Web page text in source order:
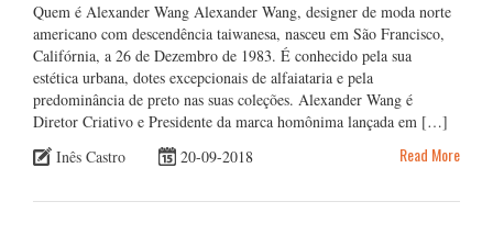
Quem é Alexander Wang Alexander Wang, designer de moda norte
americano com descendência taiwanesa, nasceu em São Francisco,
Califórnia, a 26 de Dezembro de 1983. É conhecido pela sua
estética urbana, dotes excepcionais de alfaiataria e pela
predominância de preto nas suas coleções. Alexander Wang é
Diretor Criativo e Presidente da marca homônima lançada em […]
Inês Castro
20-09-2018 Read More